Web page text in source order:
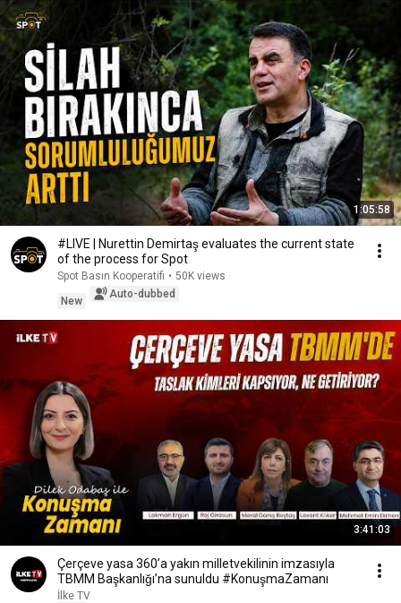
1:05:58
#LIVE | Nurettin Demirtaş evaluates the current state
of the process for Spot
Spot Basın Kooperatifi • 50K views
New
Auto-dubbed
3:41:03
Çerçeve yasa 360’a yakın milletvekilinin imzasıyla
TBMM Başkanlığı’na sunuldu #KonuşmaZamanı
İlke TV